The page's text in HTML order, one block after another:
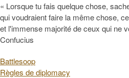
« Lorsque tu fais quelque chose,
qui voudraient faire la même chose,
et l'immense majorité de ceux qui ne
Confucius
Battlesoop
Règles de diplomacy